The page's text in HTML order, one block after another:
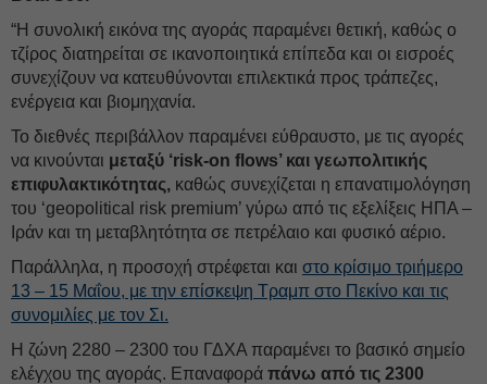
“Η συνολική εικόνα της αγοράς παραμένει θετική, καθώς ο
τζίρος διατηρείται σε ικανοποιητικά επίπεδα και οι εισροές
συνεχίζουν να κατευθύνονται επιλεκτικά προς τράπεζες,
ενέργεια και βιομηχανία.
Το διεθνές περιβάλλον παραμένει εύθραυστο, με τις αγορές
να κινούνται μεταξύ ‘risk-on flows’ και γεωπολιτικής
επιφυλακτικότητας, καθώς συνεχίζεται η επανατιμολόγηση
του ‘geopolitical risk premium’ γύρω από τις εξελίξεις ΗΠΑ –
Ιράν και τη μεταβλητότητα σε πετρέλαιο και φυσικό αέριο.
Παράλληλα, η προσοχή στρέφεται και στο κρίσιμο τριήμερο
13 – 15 Μαΐου, με την επίσκεψη Τραμπ στο Πεκίνο και τις
συνομιλίες με τον Σι.
Η ζώνη 2280 – 2300 του ΓΔΧΑ παραμένει το βασικό σημείο
ελέγχου της αγοράς. Επαναφορά πάνω από τις 2300